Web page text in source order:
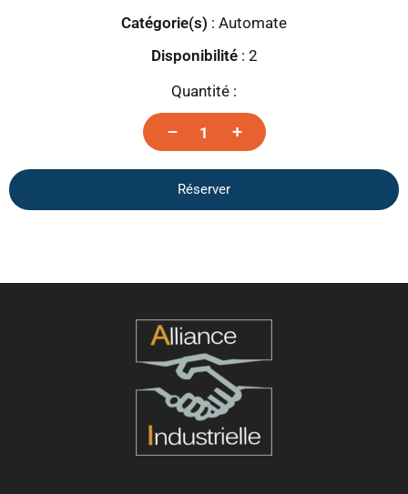
Catégorie(s) : Automate
Disponibilité: 2
Quantité :
– +
Réserver